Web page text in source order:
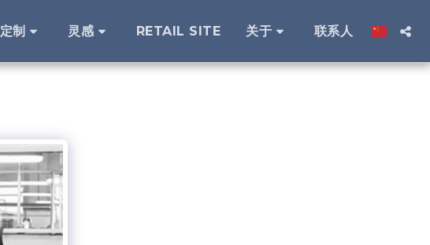
定制 灵感 RETAIL SITE 关于 联系人